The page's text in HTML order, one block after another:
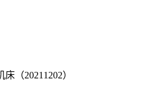
（20211202）